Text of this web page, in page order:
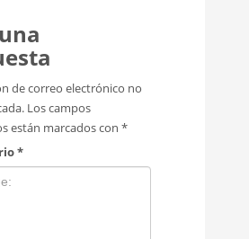
de correo electrónico no
Los campos
están marcados con *
*